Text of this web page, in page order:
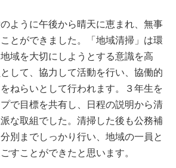
ように午後から晴天に恵まれ、無事
ことができました。「地域清掃」は環
域を大切にしようとする意識を高
して、協力して活動を行い、協働的
ねらいとして行われます。３年生を
で目標を共有し、日程の説明から清
な取組でした。清掃した後も公務補
別までしっかり行い、地域の一員と
すことができたと思います。